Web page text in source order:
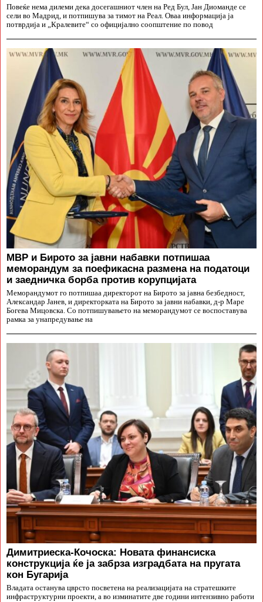
Повеќе нема дилеми дека досегашниот член на Ред Бул, Јан Диоманде се
сели во Мадрид, и потпишува за тимот на Реал. Оваа информација ја
потврдија и „Кралевите“ со официјално соопштение по повод
МВР и Бирото за јавни набавки потпишаа
меморандум за поефикасна размена на податоци
и заедничка борба против корупцијата
Меморандумот го потпишаа директорот на Бирото за јавна безбедност,
Александар Јанев, и директорката на Бирото за јавни набавки, д-р Маре
Богева Мицовска. Со потпишувањето на меморандумот се воспоставува
рамка за унапредување на
Димитриеска-Кочоска: Новата финансиска
конструкција ќе ја забрза изградбата на пругата
кон Бугарија
Владата останува цврсто посветена на реализацијата на стратешките
инфраструктурни проекти, а во изминатите две години интензивно работи